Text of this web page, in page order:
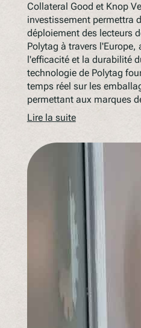
Collateral Good et Knop
investissement permettra
déploiement des lecteurs
Polytag à travers
l'efficacité et la durabilité
technologie de Polytag
temps réel sur les
permettant aux marques
Lire la suite